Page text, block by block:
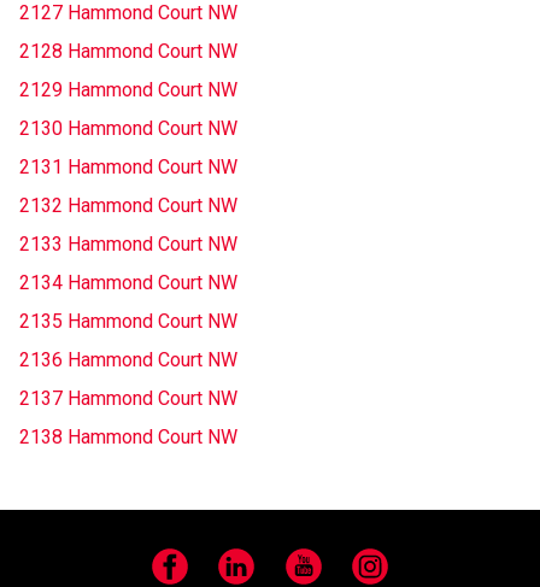
2127 Hammond Court NW
2128 Hammond Court NW
2129 Hammond Court NW
2130 Hammond Court NW
2131 Hammond Court NW
2132 Hammond Court NW
2133 Hammond Court NW
2134 Hammond Court NW
2135 Hammond Court NW
2136 Hammond Court NW
2137 Hammond Court NW
2138 Hammond Court NW
Facebook LinkedIn YouTube Instagram